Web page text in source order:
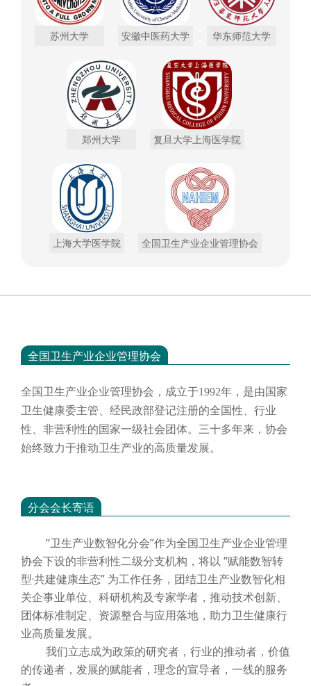
苏州大学 安徽中医药大学 华东师范大学
郑州大学 复旦大学上海医学院
上海大学医学院 全国卫生产业企业管理协会
全国卫生产业企业管理协会
全国卫生产业企业管理协会，成立于1992年，是由国家
卫生健康委主管、经民政部登记注册的全国性、行业
性、非营利性的国家一级社会团体。三十多年来，协会
始终致力于推动卫生产业的高质量发展。
分会会长寄语
“卫生产业数智化分会”作为全国卫生产业企业管理
协会下设的非营利性二级分支机构，将以 “赋能数智转
型·共建健康生态” 为工作任务，团结卫生产业数智化相
关企事业单位、科研机构及专家学者，推动技术创新、
团体标准制定、资源整合与应用落地，助力卫生健康行
业高质量发展。
我们立志成为政策的研究者，行业的推动者，价值
的传递者，发展的赋能者，理念的宣导者，一线的服务